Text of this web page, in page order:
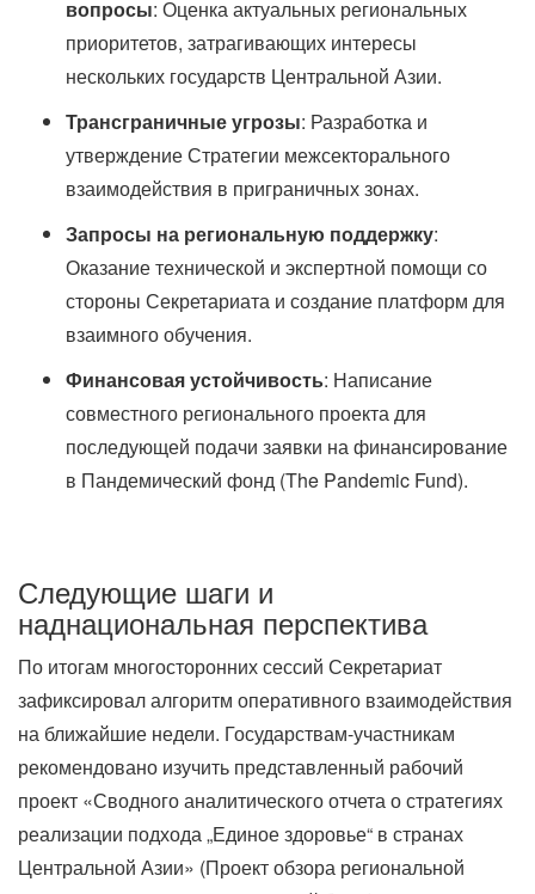
вопросы: Оценка актуальных региональных
приоритетов, затрагивающих интересы
нескольких государств Центральной Азии.
Трансграничные угрозы: Разработка и
утверждение Стратегии межсекторального
взаимодействия в приграничных зонах.
Запросы на региональную поддержку:
Оказание технической и экспертной помощи со
стороны Секретариата и создание платформ для
взаимного обучения.
Финансовая устойчивость: Написание
совместного регионального проекта для
последующей подачи заявки на финансирование
в Пандемический фонд (The Pandemic Fund).
Следующие шаги и
наднациональная перспектива
По итогам многосторонних сессий Секретариат
зафиксировал алгоритм оперативного взаимодействия
на ближайшие недели. Государствам-участникам
рекомендовано изучить представленный рабочий
проект «Сводного аналитического отчета о стратегиях
реализации подхода „Единое здоровье“ в странах
Центральной Азии» (Проект обзора региональной